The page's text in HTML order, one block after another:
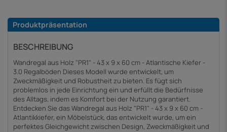
Produktpräsentation
BESCHREIBUNG
Wandregal aus Holz "PR1" - 43 x 9 x 60 cm - Atlantische Kiefer -
3.0 Regalböden Dieses Modell wurde entwickelt, um
Zweckmäßigkeit und Robustheit zu bieten. Es fügt sich
problemlos in jede Einrichtung ein und erfüllt die Bedürfnisse
des Alltags, indem es Komfort bei der Nutzung garantiert.
Entdecken Sie das Wandregal aus Holz "PR1" - 43 x 9 x 60 cm -
Atlantikkiefer, ein Möbelstück, das entwickelt wurde, um ein
perfektes Gleichgewicht zwischen Design, Zweckmäßigkeit und